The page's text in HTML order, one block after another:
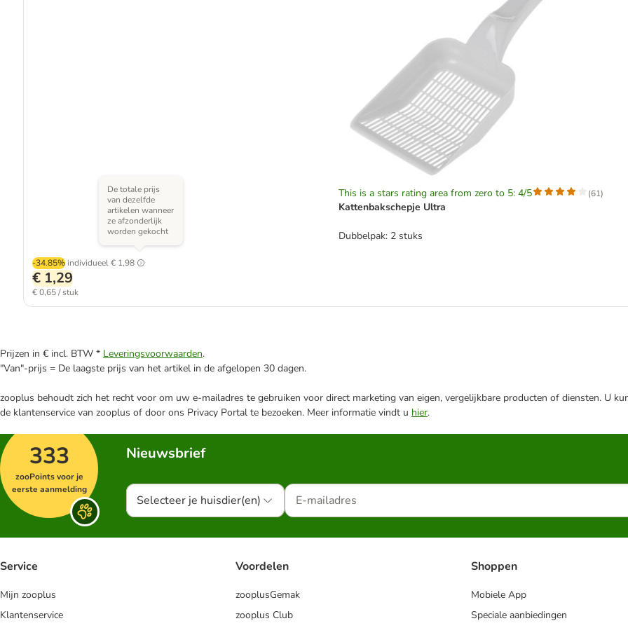
This is a stars rating area from zero to 5: 4/5 (61)
Kattenbakschepje Ultra
Dubbelpak: 2 stuks
-34.85% individueel€ 1,98
De totale prijs
van dezelfde
artikelen wanneer
ze afzonderlijk
worden gekocht
€ 1,29
€ 0,65 / stuk
Prijzen in € incl. BTW * Leveringsvoorwaarden.
"Van"-prijs = De laagste prijs van het artikel in de afgelopen 30 dagen.
zooplus behoudt zich het recht voor om uw e-mailadres te gebruiken voor direct marketing van eigen, vergelijkbare producten of diensten. U
de klantenservice van zooplus of door ons Privacy Portal te bezoeken. Meer informatie vindt u hier.
333
zooPoints voor je
eerste aanmelding
Nieuwsbrief
Selecteer je huisdier(en)
Service
Mijn zooplus
Klantenservice
Voordelen
zooplusGemak
zooplus Club
Shoppen
Mobiele App
Speciale aanbiedingen